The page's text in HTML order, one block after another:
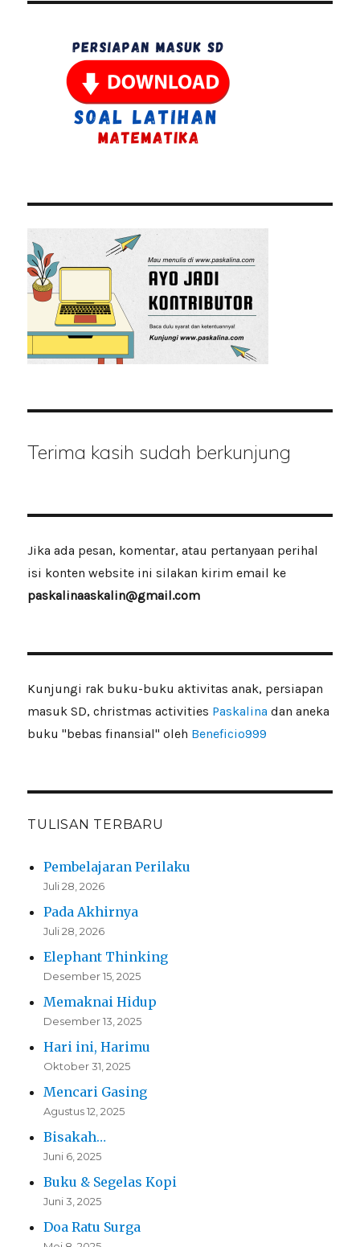
Terima kasih sudah berkunjung
Jika ada pesan, komentar, atau pertanyaan perihal
isi konten website ini silakan kirim email ke
paskalinaaskalin@gmail.com
Kunjungi rak buku-buku aktivitas anak, persiapan
masuk SD, christmas activities Paskalinadan aneka
buku "bebas finansial" oleh Beneficio999
TULISAN TERBARU
Pembelajaran Perilaku
Juli 28, 2026
Pada Akhirnya
Juli 28, 2026
Elephant Thinking
Desember 15, 2025
Memaknai Hidup
Desember 13, 2025
Hari ini, Harimu
Oktober 31, 2025
Mencari Gasing
Agustus 12, 2025
Bisakah…
Juni 6, 2025
Buku & Segelas Kopi
Juni 3, 2025
Doa Ratu Surga